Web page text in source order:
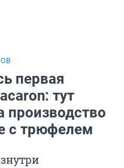
первая
тут
производство
с трюфелем